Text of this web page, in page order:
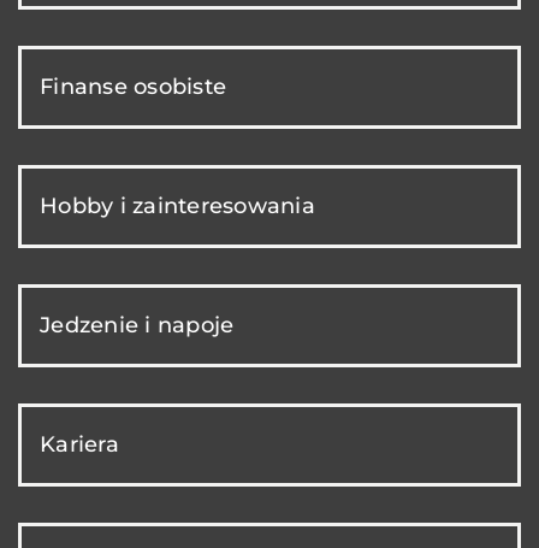
Finanse osobiste
Hobby i zainteresowania
Jedzenie i napoje
Kariera